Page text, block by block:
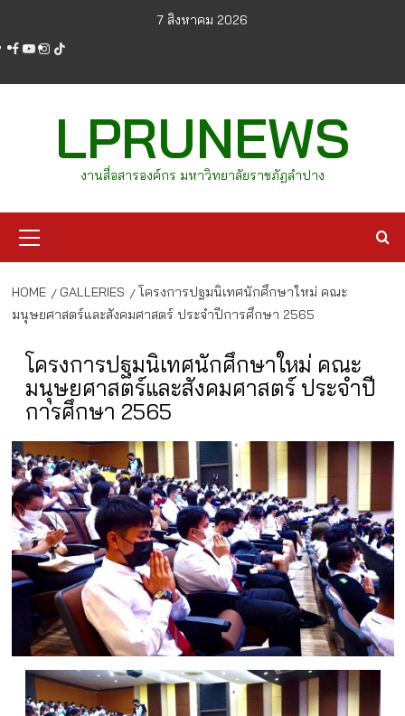
content
7 สิงหาคม 2026
facebook
youtube
instagram
tiktok
LPRUNEWS
งานสื่อสารองค์กร มหาวิทยาลัยราชภัฏลำปาง
Menu
HOME GALLERIES
โครงการปฐมนิเทศนักศึกษาใหม่ คณะ
มนุษยศาสตร์และสังคมศาสตร์ ประจำปีการศึกษา 2565
โครงการปฐมนิเทศนักศึกษาใหม่ คณะ
มนุษยศาสตร์และสังคมศาสตร์ ประจำปี
การศึกษา 2565